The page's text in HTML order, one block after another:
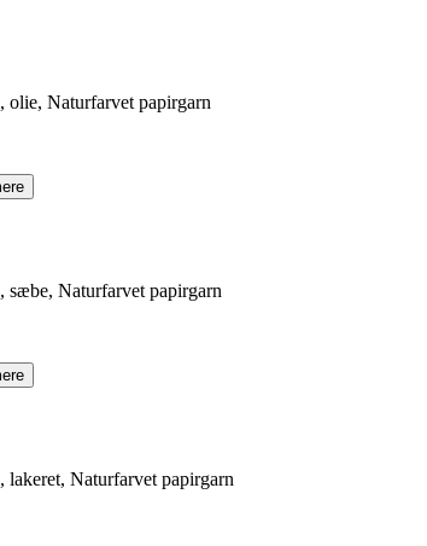
Naturfarvet papirgarn
Naturfarvet papirgarn
Naturfarvet papirgarn